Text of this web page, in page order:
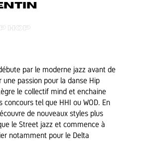
HOP
par le moderne jazz avant de
une passion pour la danse Hip
le collectif mind et enchaine
concours tel que HHI ou WOD. En
de nouveaux styles plus
le Street jazz et commence à
notamment pour le Delta